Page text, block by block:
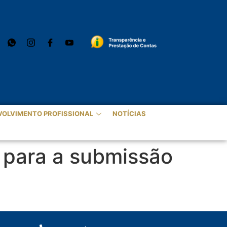
PROFISSIONAL NOTÍCIAS
a submissão